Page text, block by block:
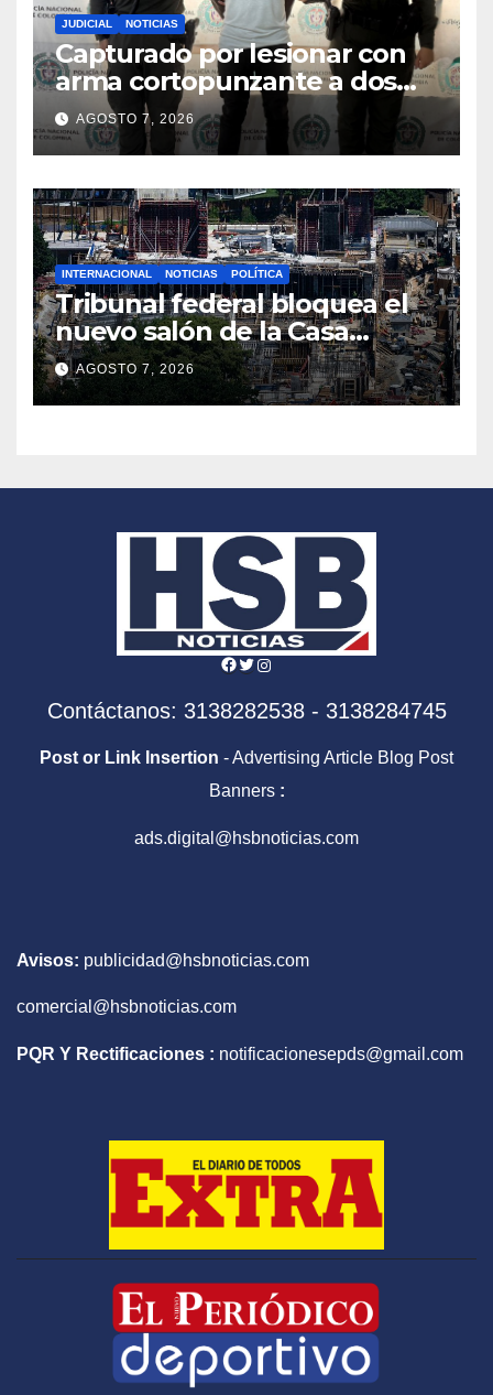
JUDICIAL NOTICIAS
Capturado por lesionar con
arma cortopunzante a dos
personas en Tumaco
AGOSTO 7, 2026
INTERNACIONAL NOTICIAS POLÍTICA
Tribunal federal bloquea el
nuevo salón de la Casa
Blanca y cuestiona la
autoridad de Trump
AGOSTO 7, 2026
Facebook
Twitter
Instagram
Contáctanos: 3138282538 - 3138284745
Post or Link Insertion - Advertising Article Blog Post
Banners :
ads.digital@hsbnoticias.com
Avisos: publicidad@hsbnoticias.com
comercial@hsbnoticias.com
PQR Y Rectificaciones : notificacionesepds@gmail.com